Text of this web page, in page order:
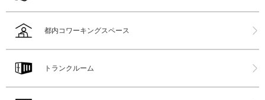
都内コワーキングスペース
トランクルーム